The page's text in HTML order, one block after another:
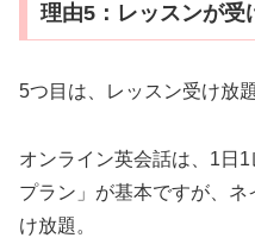
理由5：レッスンが受
5つ目は、レッスン受け放
オンライン英会話は、1日
プラン」が基本ですが、
け放題。